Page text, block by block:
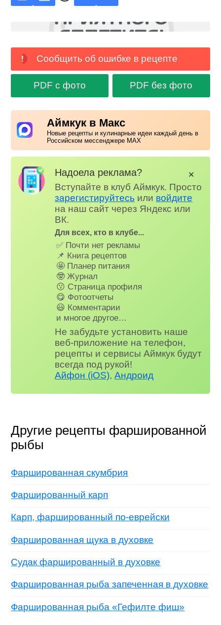
Сообщить об ошибке в рецепте
PDF с фото PDF без фото
Аймкук в Макс
Новые рецепты и кулинарные идеи каждый день в
Российском мессенджере MAX
Надоела реклама?
Вступайте в клуб Аймкук. Просто
зарегистируйтесь или войдите
на наш сайт через Яндекс или
ВК.
Для всех, кто в клубе...
✅ Почти нет рекламы
📌 Книга рецептов
🤩 Планер питания
🤓 Журнал
😗 Страница профиля
😋 Фотоотчеты
😃 Комментарии
и многое другое…
Не забудьте установить наше
веб-приложение на телефон,
рецепты и сервисы Аймкук будут
всегда под рукой!
Айфон (iOS),Андроид
✕
Другие рецепты фаршированной
рыбы
Фаршированная скумбрия
Фаршированный карп
Карп, фаршированный по-еврейски
Фаршированная щука в духовке
Судак фаршированный в духовке
Фаршированная рыба запеченная в духовке
Фаршированная рыба «Гефилте фиш»